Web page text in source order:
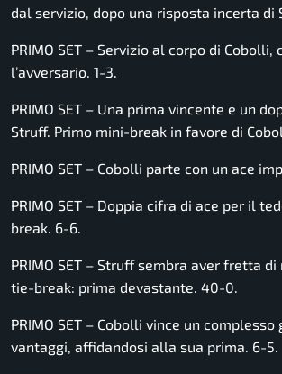
dal servizio, dopo una risposta incerta di
PRIMO SET – Servizio al corpo di Cobolli,
l’avversario. 1-3.
PRIMO SET – Una prima vincente e un
Struff. Primo mini-break in favore di
PRIMO SET – Cobolli parte con un ace
PRIMO SET – Doppia cifra di ace per il
break. 6-6.
PRIMO SET – Struff sembra aver fretta
tie-break: prima devastante. 40-0.
PRIMO SET – Cobolli vince un complesso
vantaggi, affidandosi alla sua prima. 6-5.